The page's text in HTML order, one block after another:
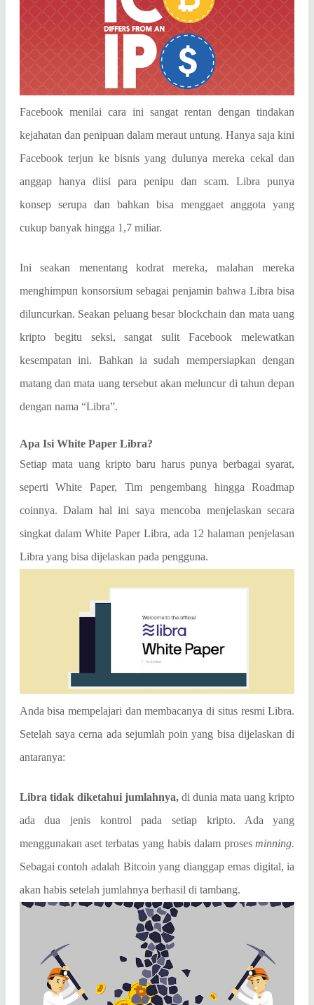
Facebook menilai cara ini sangat rentan dengan tindakan
kejahatan dan penipuan dalam meraut untung. Hanya saja kini
Facebook terjun ke bisnis yang dulunya mereka cekal dan
anggap hanya diisi para penipu dan scam. Libra punya
konsep serupa dan bahkan bisa menggaet anggota yang
cukup banyak hingga 1,7 miliar.
Ini seakan menentang kodrat mereka, malahan mereka
menghimpun konsorsium sebagai penjamin bahwa Libra bisa
diluncurkan. Seakan peluang besar blockchain dan mata uang
kripto begitu seksi, sangat sulit Facebook melewatkan
kesempatan ini. Bahkan ia sudah mempersiapkan dengan
matang dan mata uang tersebut akan meluncur di tahun depan
dengan nama “Libra”.
Apa Isi White Paper Libra?
Setiap mata uang kripto baru harus punya berbagai syarat,
seperti White Paper, Tim pengembang hingga Roadmap
coinnya. Dalam hal ini saya mencoba menjelaskan secara
singkat dalam White Paper Libra, ada 12 halaman penjelasan
Libra yang bisa dijelaskan pada pengguna.
Anda bisa mempelajari dan membacanya di situs resmi Libra.
Setelah saya cerna ada sejumlah poin yang bisa dijelaskan di
antaranya:
Libra tidak diketahui jumlahnya,di dunia mata uang kripto
ada dua jenis kontrol pada setiap kripto. Ada yang
menggunakan aset terbatas yang habis dalam prosesminning.
Sebagai contoh adalah Bitcoin yang dianggap emas digital, ia
akan habis setelah jumlahnya berhasil di tambang.